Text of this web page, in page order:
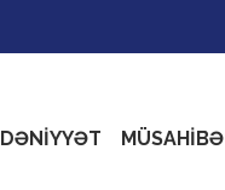
MÜSAHİBƏ